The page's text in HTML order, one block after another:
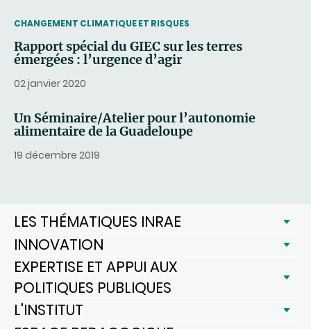
THEMATIC
CHANGEMENT CLIMATIQUE ET RISQUES
Rapport spécial du GIEC sur les terres
émergées : l’urgence d’agir
02 janvier 2020
Un Séminaire/Atelier pour l’autonomie
alimentaire de la Guadeloupe
19 décembre 2019
LES THÉMATIQUES INRAE
INNOVATION
EXPERTISE ET APPUI AUX
POLITIQUES PUBLIQUES
L'INSTITUT